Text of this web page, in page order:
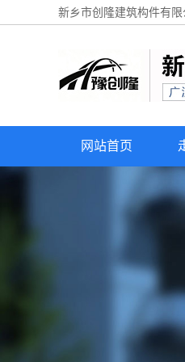
新乡市创隆建筑构件有
网站首页